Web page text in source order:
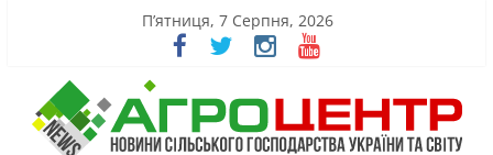
П’ятниця, 7 Серпня, 2026